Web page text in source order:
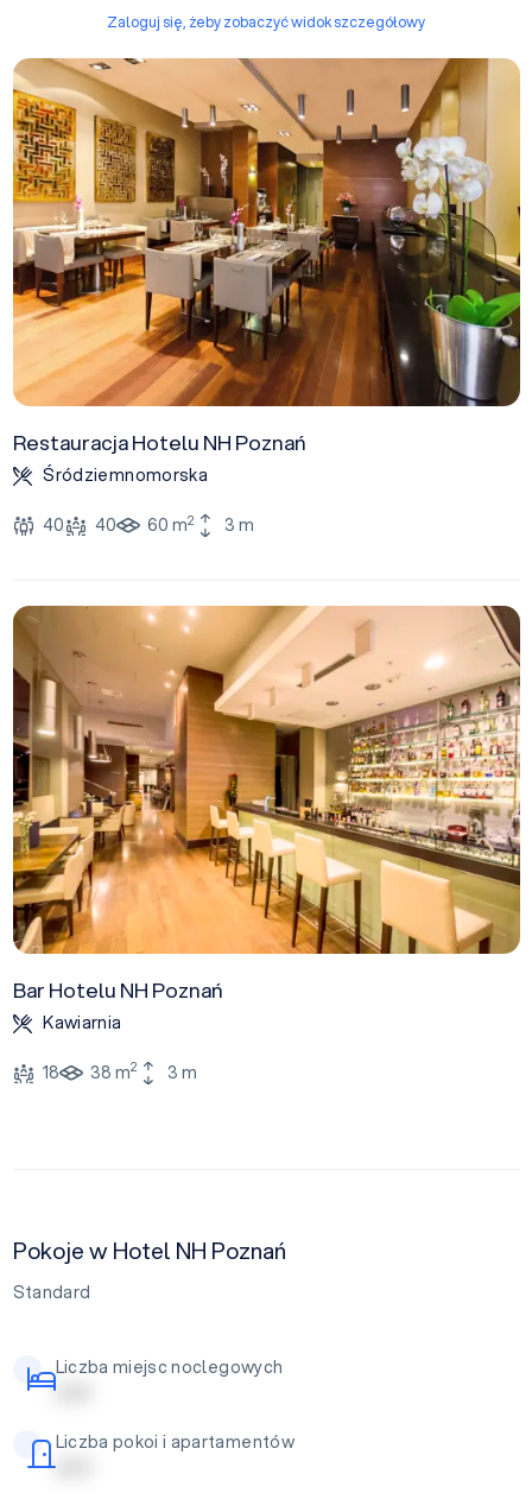
Zaloguj się, żeby zobaczyć widok szczegółowy
Restauracja Hotelu NH Poznań
Śródziemnomorska
40 40 60 m2 3 m
Bar Hotelu NH Poznań
Kawiarnia
18 38 m2 3 m
Pokoje w Hotel NH Poznań
Standard
Liczba miejsc noclegowych
| | | | |
Liczba pokoi i apartamentów
| | | | |